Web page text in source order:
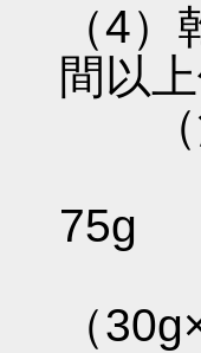
（4
間以
（注
・
75g
・
（